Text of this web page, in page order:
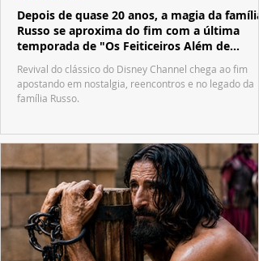
Depois de quase 20 anos, a magia da família
Russo se aproxima do fim com a última
temporada de "Os Feiticeiros Além de
Waverly Place"
Revival do clássico do Disney Channel chega ao fim
apostando em nostalgia, reencontros e no legado da
família Russo.